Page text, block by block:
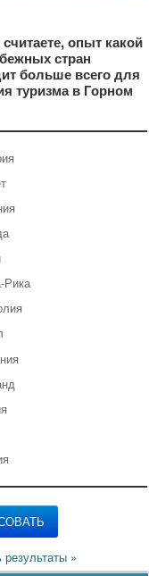
опыт какой
стран
больше всего для
туризма в Горном
Рика